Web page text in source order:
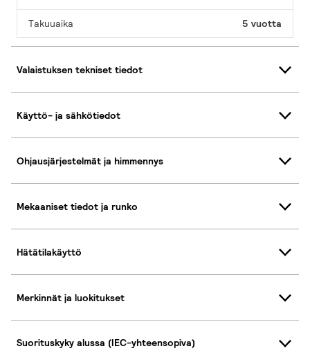
Takuuaika 5 vuotta
Valaistuksen tekniset tiedot
Käyttö- ja sähkötiedot
Ohjausjärjestelmät ja himmennys
Mekaaniset tiedot ja runko
Hätätilakäyttö
Merkinnät ja luokitukset
Suorituskyky alussa (IEC-yhteensopiva)